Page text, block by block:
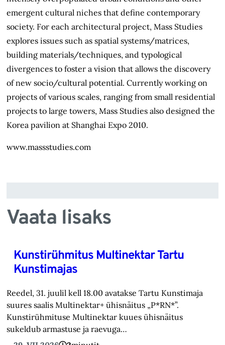
emergent cultural niches that define contemporary
society. For each architectural project, Mass Studies
explores issues such as spatial systems/matrices,
building materials/techniques, and typological
divergences to foster a vision that allows the discovery
of new socio/cultural potential. Currently working on
projects of various scales, ranging from small residential
projects to large towers, Mass Studies also designed the
Korea pavilion at Shanghai Expo 2010.
www.massstudies.com
Vaata lisaks
Kunstirühmitus Multinektar Tartu
Kunstimajas
Reedel, 31. juulil kell 18.00 avatakse Tartu Kunstimaja
suures saalis Multinektar+ ühisnäitus „P*RN*”.
Kunstirühmituse Multinektar kuues ühisnäitus
sukeldub armastuse ja raevuga…